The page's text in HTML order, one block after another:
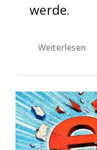
werde.
Weiterlesen